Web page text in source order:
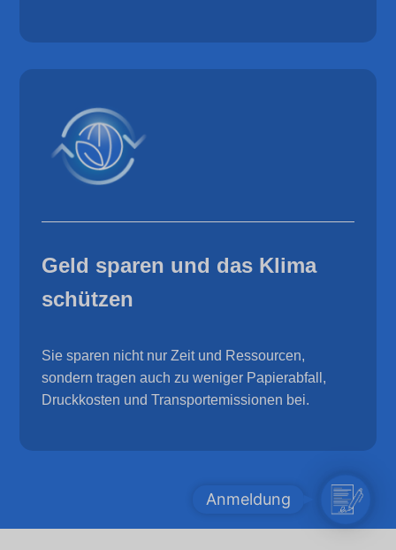
Geld sparen und das Klima
schützen
Sie sparen nicht nur Zeit und Ressourcen,
sondern tragen auch zu weniger Papierabfall,
Druckkosten und Transportemissionen bei.
A
n
Anmeldung